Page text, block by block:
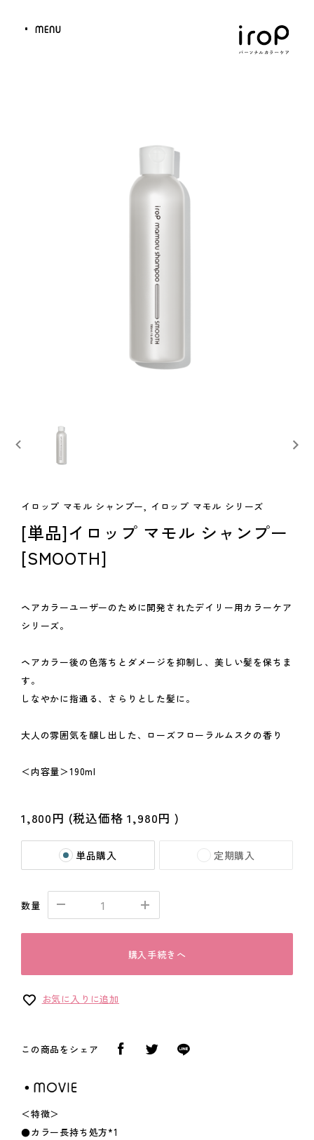
イロップ マモル シャンプー, イロップ マモル シリーズ
[単品]イロップ マモル シャンプー
[SMOOTH]
ヘアカラーユーザーのために開発されたデイリー用カラーケア
シリーズ。
ヘアカラー後の色落ちとダメージを抑制し、美しい髪を保ちま
す。
しなやかに指通る、さらりとした髪に。
大人の雰囲気を醸し出した、ローズフローラルムスクの香り
＜内容量＞190ml
1,800円 (税込価格1,980円 )
単品購入 定期購入
数量
購入手続きへ
お気に入りに追加
この商品をシェア
＜特徴＞
●カラー長持ち処方*1